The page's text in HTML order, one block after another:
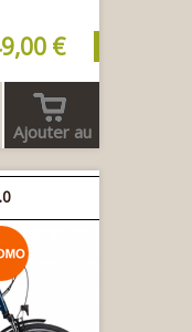
€
Ajouter au
panier